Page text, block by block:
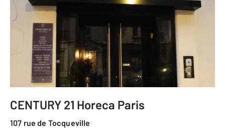
CENTURY 21 Horeca Paris
107 rue de Tocqueville